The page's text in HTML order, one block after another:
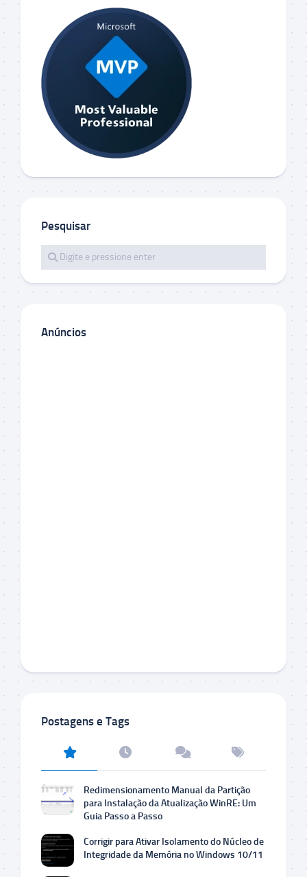
Pesquisar
Anúncios
Postagens e Tags
Redimensionamento Manual da Partição
para Instalação da Atualização WinRE: Um
Guia Passo a Passo
Corrigir para Ativar Isolamento do Núcleo de
Integridade da Memória no Windows 10/11